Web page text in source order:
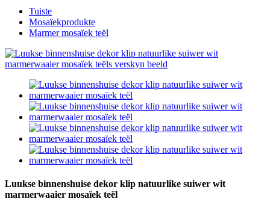
Tuiste
Mosaïekprodukte
Marmer mosaïek teël
Luukse binnenshuise dekor klip natuurlike suiwer wit
marmerwaaier mosaïek teël